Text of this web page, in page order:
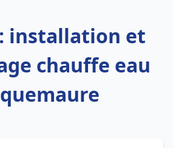
installation et
chauffe eau